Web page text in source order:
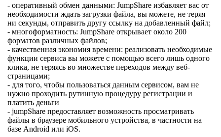
- оперативный обмен данными: JumpShare избавляет вас от
необходимости ждать загрузки файла, вы можете, не теряя
ни секунды, отправить другу ссылку на добавленный файл;
- многоформатность: JumpShare открывает около 200
форматов различных файлов;
- качественная экономия времени: реализовать необходимые
функции сервиса вы можете с помощью всего лишь одного
клика, не теряясь во множестве переходов между веб-
страницами;
- для того, чтобы пользоваться данным сервисом, вам не
нужно проходить рутинную процедуру регистрации и
платить деньги
- jumpShare предоставляет возможность просматривать
файлы в браузере мобильного устройства, в частности на
базе Android или iOS.